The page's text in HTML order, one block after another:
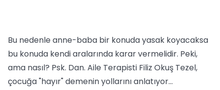
Bu nedenle anne-baba bir konuda yasak koyacaksa
bu konuda kendi aralarında karar vermelidir. Peki,
ama nasıl? Psk. Dan. Aile Terapisti Filiz Okuş Tezel,
çocuğa "hayır" demenin yollarını anlatıyor…